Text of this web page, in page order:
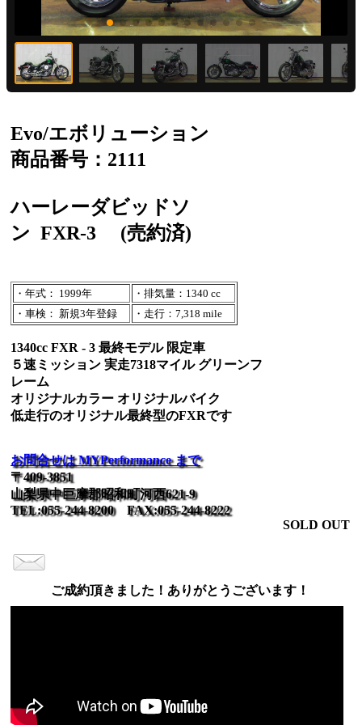
Evo/エボリューション
商品番号：2111
ハーレーダビッドソ
ン FXR-3 (売約済)
・年式： 1999年
・排気量：1340 cc
・車検： 新規3年登録
・走行：7,318 mile
1340cc FXR - 3 最終モデル 限定車
５速ミッション 実走7318マイル グリーンフ
レーム
オリジナルカラー オリジナルバイク
低走行のオリジナル最終型のFXRです
お問合せは MYPerformance まで
〒409-3851
山梨県中巨摩郡昭和町河西621-9
TEL:055-244-8200 FAX:055-244-8222
SOLD OUT
ご成約頂きました！ありがとうございます！